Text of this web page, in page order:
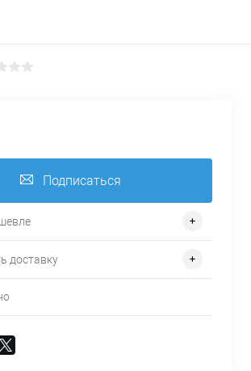
Подписаться
доставку